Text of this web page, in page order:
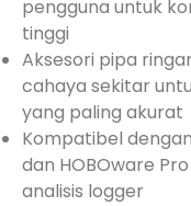
pengguna untuk
tinggi
Aksesori pipa
cahaya sekitar
yang paling akurat
Kompatibel
dan HOBOware
analisis logger